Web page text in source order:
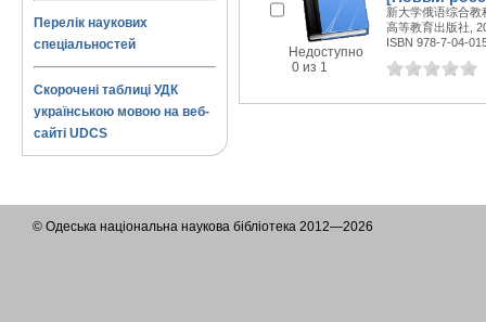
Перелік наукових
спеціальностей
Скорочені таблиці УДК
українською мовою на веб-
сайті UDCS
Недоступно
0 из 1
新大学俄语综合教
高等教育出版社,
ISBN 978-7-04-
© Одеська національна наукова бібліотека 2012—2026